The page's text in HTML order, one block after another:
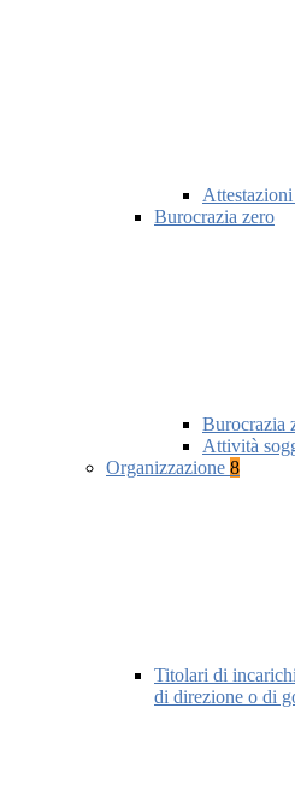
Burocrazia zero
Burocrazia
Attività
Organizzazione 8
Titolari di
di direzione o di